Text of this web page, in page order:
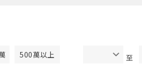
500萬以上 至